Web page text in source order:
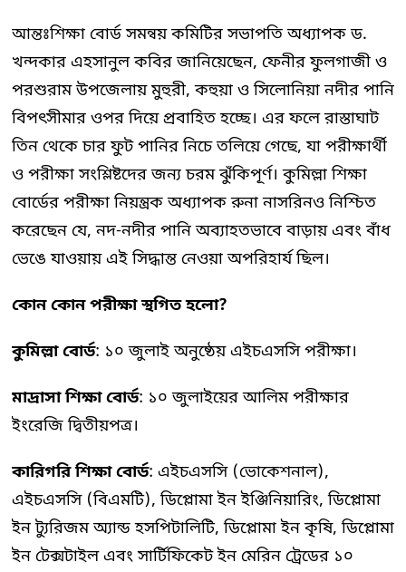
আন্তঃশিক্ষা বোর্ড সমন্বয় কমিটির সভাপতি অধ্যাপক ড.
খন্দকার এহসানুল কবির জানিয়েছেন, ফেনীর ফুলগাজী ও
পরশুরাম উপজেলায় মুহুরী, কহুয়া ও সিলোনিয়া নদীর পানি
বিপৎসীমার ওপর দিয়ে প্রবাহিত হচ্ছে। এর ফলে রাস্তাঘাট
তিন থেকে চার ফুট পানির নিচে তলিয়ে গেছে, যা পরীক্ষার্থী
ও পরীক্ষা সংশ্লিষ্টদের জন্য চরম ঝুঁকিপূর্ণ। কুমিল্লা শিক্ষা
বোর্ডের পরীক্ষা নিয়ন্ত্রক অধ্যাপক রুনা নাসরিনও নিশ্চিত
করেছেন যে, নদ-নদীর পানি অব্যাহতভাবে বাড়ায় এবং বাঁধ
ভেঙে যাওয়ায় এই সিদ্ধান্ত নেওয়া অপরিহার্য ছিল।
কোন কোন পরীক্ষা স্থগিত হলো?
কুমিল্লা বোর্ড: ১০ জুলাই অনুষ্ঠেয় এইচএসসি পরীক্ষা।
মাদ্রাসা শিক্ষা বোর্ড: ১০ জুলাইয়ের আলিম পরীক্ষার
ইংরেজি দ্বিতীয়পত্র।
কারিগরি শিক্ষা বোর্ড: এইচএসসি (ভোকেশনাল),
এইচএসসি (বিএমটি), ডিপ্লোমা ইন ইঞ্জিনিয়ারিং, ডিপ্লোমা
ইন ট্যুরিজম অ্যান্ড হসপিটালিটি, ডিপ্লোমা ইন কৃষি, ডিপ্লোমা
ইন টেক্সটাইল এবং সার্টিফিকেট ইন মেরিন ট্রেডের ১০